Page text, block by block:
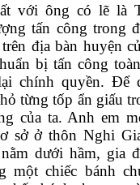
với ông có lẽ là
tấn công trong
địa bàn huyện
bị tấn công
chính quyền. Để
từng tốp ẩn giấu
của ta. Anh em
sở ở thôn Nghi
dưới hầm, gia
một chiếc bánh